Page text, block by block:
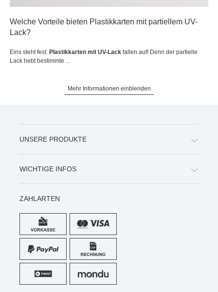
Welche Vorteile bieten Plastikkarten mit partiellem UV-
Lack?
Eins steht fest: Plastikkarten mit UV-Lack fallen auf! Denn der partielle
Lack hebt bestimmte ...
Mehr Informationen einblenden
UNSERE PRODUKTE
WICHTIGE INFOS
ZAHLARTEN